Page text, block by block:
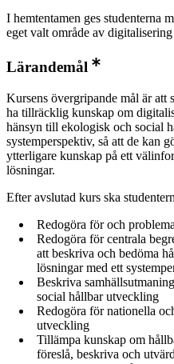
I hemtentamen ges studenterna
eget valt område av
Lärandemål
Kursens övergripande mål är att
ha tillräcklig kunskap om
hänsyn till ekologisk och social
systemperspektiv, så att de kan
ytterligare kunskap på ett
lösningar.
Efter avslutad kurs ska
Redogöra för och
Redogöra för centrala
att beskriva och bedöma
lösningar med ett
Beskriva
social hållbar utveckling
Redogöra för nationella
utveckling
Tillämpa kunskap om
föreslå, beskriva och